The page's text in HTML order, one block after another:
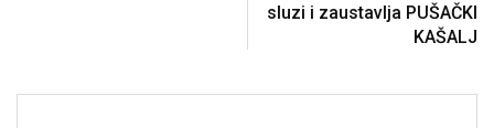
sluzi i zaustavlja PUŠAČKI
KAŠALJ